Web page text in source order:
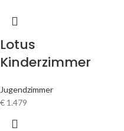
Lotus
Kinderzimmer
Jugendzimmer
€ 1.479